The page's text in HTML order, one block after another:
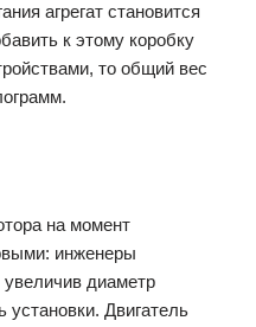
агрегат становится
к этому коробку
то общий вес
на момент
инженеры
диаметр
Двигатель